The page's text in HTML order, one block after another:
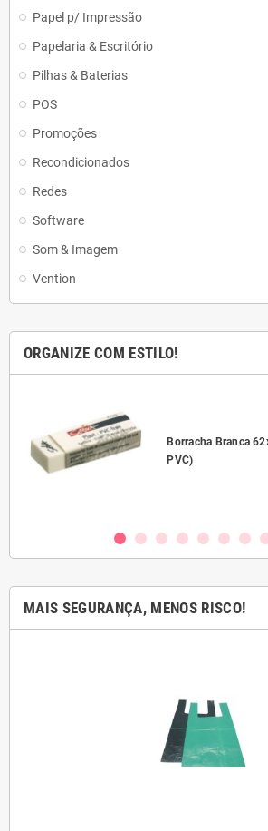
Papel p/ Impressão
Papelaria & Escritório
Pilhas & Baterias
POS
Promoções
Recondicionados
Redes
Software
Som & Imagem
Vention
ORGANIZE COM ESTILO!
Borracha Branca
PVC)
MAIS SEGURANÇA, MENOS RISCO!